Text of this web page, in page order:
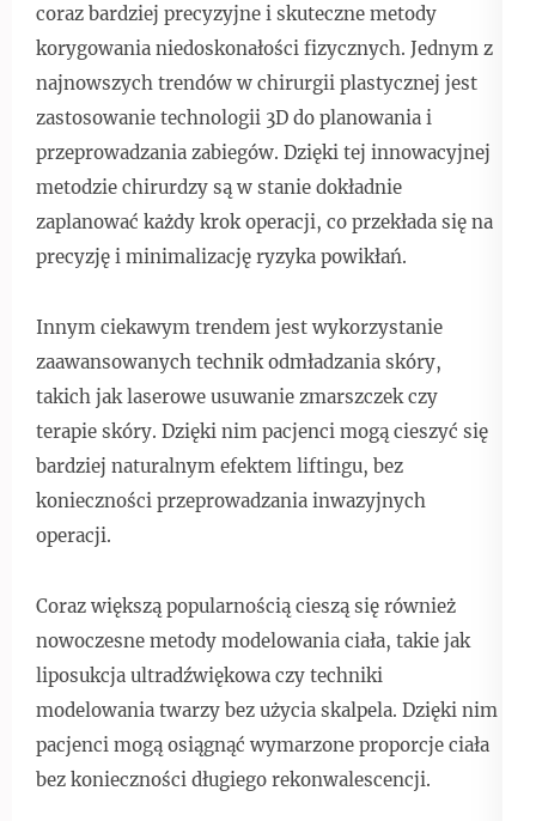
coraz bardziej precyzyjne i skuteczne metody
korygowania niedoskonałości fizycznych. Jednym z
najnowszych trendów w chirurgii plastycznej jest
zastosowanie technologii 3D do planowania i
przeprowadzania zabiegów. Dzięki tej innowacyjnej
metodzie chirurdzy są w stanie dokładnie
zaplanować każdy krok operacji, co przekłada się na
precyzję i minimalizację ryzyka powikłań.
Innym ciekawym trendem jest wykorzystanie
zaawansowanych technik odmładzania skóry,
takich jak laserowe usuwanie zmarszczek czy
terapie skóry. Dzięki nim pacjenci mogą cieszyć się
bardziej naturalnym efektem liftingu, bez
konieczności przeprowadzania inwazyjnych
operacji.
Coraz większą popularnością cieszą się również
nowoczesne metody modelowania ciała, takie jak
liposukcja ultradźwiękowa czy techniki
modelowania twarzy bez użycia skalpela. Dzięki nim
pacjenci mogą osiągnąć wymarzone proporcje ciała
bez konieczności długiego rekonwalescencji.